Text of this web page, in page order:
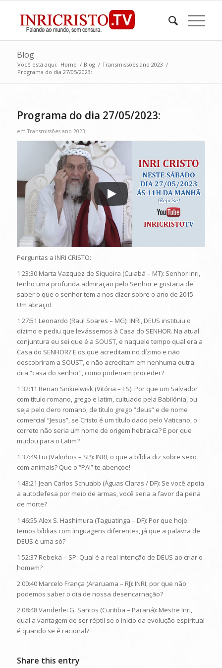
Blog
Você está aqui: Home / Blog / Transmissões ano 2023 /
Programa do dia 27/05/2023:
Programa do dia 27/05/2023:
emTransmissões ano 2023
Perguntas a INRI CRISTO:
1:23:30 Marta Vazquez de Siqueira (Cuiabá – MT): Senhor Inri,
tenho uma profunda admiração pelo Senhor e gostaria de
saber o que o senhor tem a nos dizer sobre o ano de 2015.
Um abraço!
1:27:51 Leonardo (Raul Soares – MG): INRI, DEUS instituiu o
dízimo e pediu que levássemos à Casa do SENHOR. Na atual
conjuntura eu sei que é a SOUST, e naquele tempo qual era a
Casa do SENHOR? E os que acreditam no dízimo e não
descobriram a SOUST, e não acreditam em nenhuma outra
dita “casa do senhor”, como poderiam proceder?
1:32:11 Renan Sinkielwisk (Vitória – ES): Por que um Salvador
com título romano, grego e latim, cultuado pela Babilônia, ou
seja pelo clero romano, de título grego ”deus” e de nome
comercial “Jesus”, se Cristo é um título dado pelo Vaticano, o
correto não seria um nome de origem hebraica? E por que
mudou para o Latim?
1:37:49 Lui (Valinhos – SP): INRI, o que a bíblia diz sobre sexo
com animais? Que o “PAI” te abençoe!
1:43:21 Jean Carlos Schuabb (Águas Claras / DF): Se você apoia
a autodefesa por meio de armas, você seria a favor da pena
de morte?
1:46:55 Alex S. Hashimura (Taguatinga – DF): Por que hoje
temos bíblias com linguagens diferentes, já que a palavra de
DEUS é uma só?
1:52:37 Rebeka – SP: Qual é a real intenção de DEUS ao criar o
homem?
2:00:40 Marcelo França (Araruama – RJ): INRI, por que não
podemos saber o dia de nossa desencarnação?
2:08:48 Vanderlei G. Santos (Curitiba – Paraná): Mestre Inri,
qual a vantagem de ser réptil se o inicio da evolução espiritual
é quando se é racional?
Share this entry